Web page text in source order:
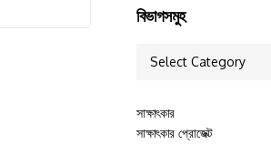
বিভাগসমুহ
সাক্ষাৎকার
সাক্ষাৎকার প্রোজেক্ট